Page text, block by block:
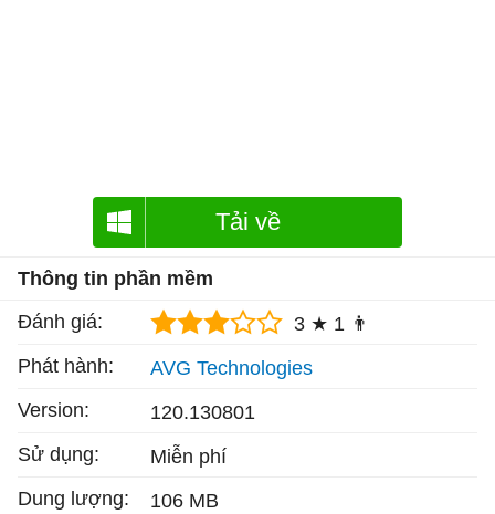
Tải về
Thông tin phần mềm
Đánh giá:
3 ★ 1 👨
Phát hành:
AVG Technologies
Version:
120.130801
Sử dụng:
Miễn phí
Dung lượng:
106 MB